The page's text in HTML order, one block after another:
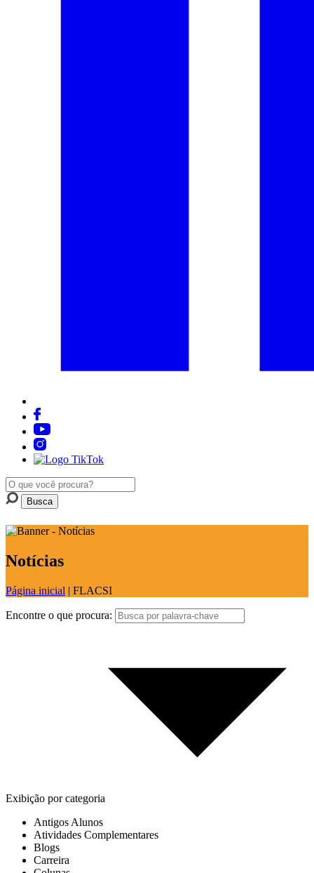
Notícias
Página inicial | FLACSI
Encontre o que procura:
Exibição por categoria
Antigos Alunos
Atividades Complementares
Blogs
Carreira